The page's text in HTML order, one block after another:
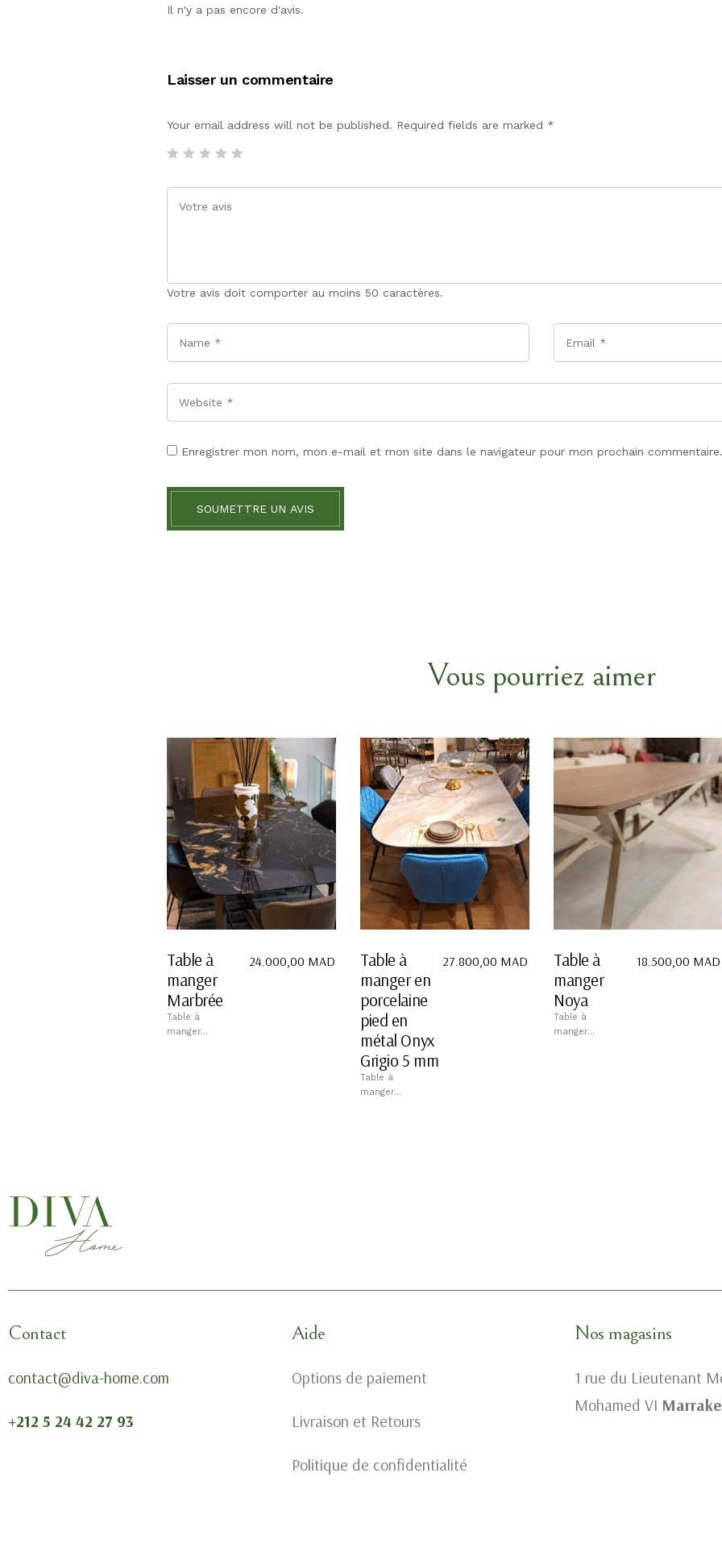
Il n'y a pas encore d'avis.
Laisser un commentaire
Your email address will not be published. Required fields are marked *
Votre avis doit comporter au moins 50 caractères.
Enregistrer mon nom, mon e-mail et mon site dans le navigateur pour mon prochain commentaire.
SOUMETTRE UN AVIS
Vous pourriez aimer
Table à
manger
Marbrée
Table à
manger...
24.000,00 MAD
Table à
manger en
porcelaine
pied en
métal Onyx
Grigio 5 mm
Table à
manger...
27.800,00 MAD
Table à
manger
Noya
Table à
manger...
18.500,00 MAD
Contact
contact@diva-home.com
+212 5 24 42 27 93
Aide
Options de paiement
Livraison et Retours
Politique de confidentialité
Nos magasins
1 rue du Lieutenant
Mohamed VI